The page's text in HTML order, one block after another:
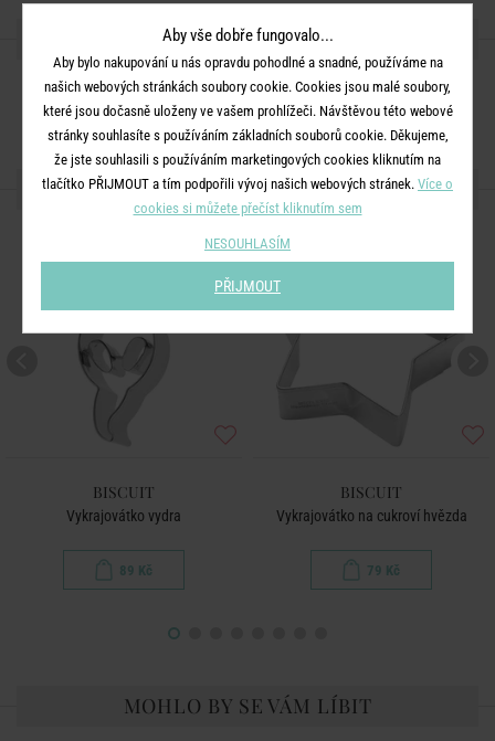
SDÍLEJTE S PŘÁTELI
DALŠÍ PRODUKTY ZE SÉRIE
BISCUIT
Vykrajovátko vydra
89 Kč
BISCUIT
Vykrajovátko na cukroví hvězda
79 Kč
MOHLO BY SE VÁM LÍBIT
Aby vše dobře fungovalo...
Aby bylo nakupování u nás opravdu pohodlné a snadné, používáme na
našich webových stránkách soubory cookie. Cookies jsou malé soubory,
které jsou dočasně uloženy ve vašem prohlížeči. Návštěvou této webové
stránky souhlasíte s používáním základních souborů cookie. Děkujeme,
že jste souhlasili s používáním marketingových cookies kliknutím na
tlačítko PŘIJMOUT a tím podpořili vývoj našich webových stránek. Více o
cookies si můžete přečíst kliknutím sem
NESOUHLASÍM
PŘIJMOUT